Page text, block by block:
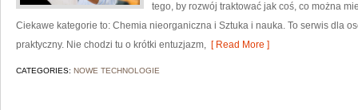
tego, by rozwój traktować jak coś, co można
Ciekawe kategorie to: Chemia nieorganiczna i Sztuka i nauka. To serwis dla
praktyczny. Nie chodzi tu o krótki entuzjazm, [ Read More ]
CATEGORIES: NOWE TECHNOLOGIE